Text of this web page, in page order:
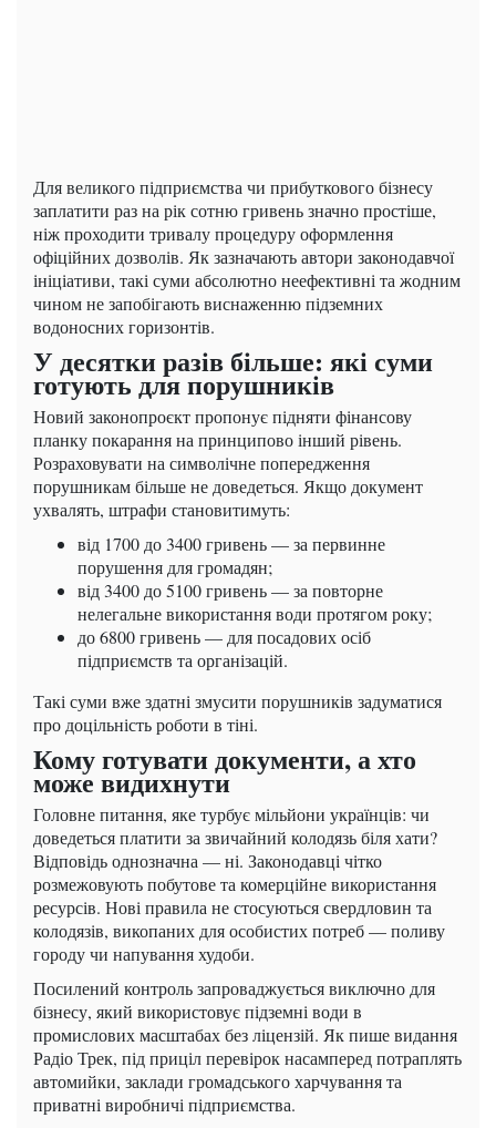
Для великого підприємства чи прибуткового бізнесу
заплатити раз на рік сотню гривень значно простіше,
ніж проходити тривалу процедуру оформлення
офіційних дозволів. Як зазначають автори законодавчої
ініціативи, такі суми абсолютно неефективні та жодним
чином не запобігають виснаженню підземних
водоносних горизонтів.
У десятки разів більше: які суми
готують для порушників
Новий законопроєкт пропонує підняти фінансову
планку покарання на принципово інший рівень.
Розраховувати на символічне попередження
порушникам більше не доведеться. Якщо документ
ухвалять, штрафи становитимуть:
від 1700 до 3400 гривень — за первинне
порушення для громадян;
від 3400 до 5100 гривень — за повторне
нелегальне використання води протягом року;
до 6800 гривень — для посадових осіб
підприємств та організацій.
Такі суми вже здатні змусити порушників задуматися
про доцільність роботи в тіні.
Кому готувати документи, а хто
може видихнути
Головне питання, яке турбує мільйони українців: чи
доведеться платити за звичайний колодязь біля хати?
Відповідь однозначна — ні. Законодавці чітко
розмежовують побутове та комерційне використання
ресурсів. Нові правила не стосуються свердловин та
колодязів, викопаних для особистих потреб — поливу
городу чи напування худоби.
Посилений контроль запроваджується виключно для
бізнесу, який використовує підземні води в
промислових масштабах без ліцензій. Як пише видання
Радіо Трек, під приціл перевірок насамперед потраплять
автомийки, заклади громадського харчування та
приватні виробничі підприємства.